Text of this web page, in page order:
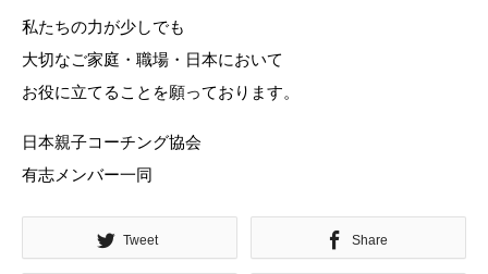
私たちの力が少しでも
大切なご家庭・職場・日本において
お役に立てることを願っております。
日本親子コーチング協会
有志メンバー一同
Tweet Share